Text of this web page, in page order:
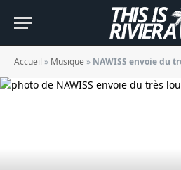
Accueil » Musique » NAWISS envoie du